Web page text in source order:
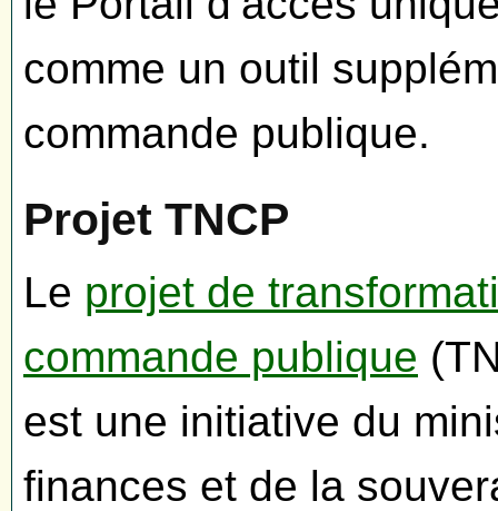
comme un outil
commande publique.
Projet TNCP
Le projet de
commande publique
est une initiative du
finances et de la